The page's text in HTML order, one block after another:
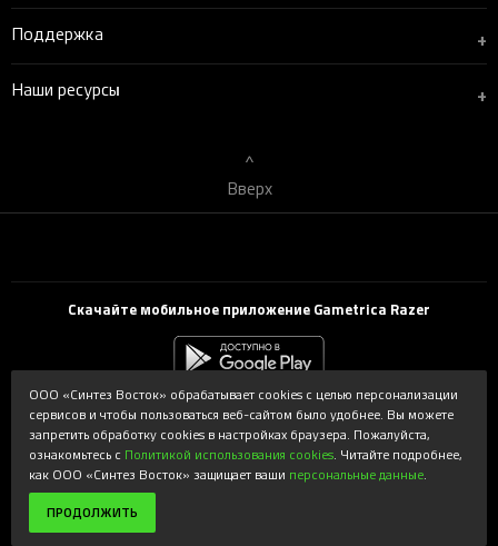
Поддержка +
Наши ресурсы +
Вверх
Скачайте мобильное приложение Gametrica Razer
Powered by Syntes. Интернет-магазин gametrica.ru поддерживается и
обслуживается ООО «Синтез Восток». Copyright © 2026 ООО «Синтез
Восток». Все права защищены.
Используемые торговые марки принадлежат соответствующим
владельцам и используются с разрешения владельцев.
По всем вопросам обращайтесь в чат.
ООО «Синтез Восток» обрабатывает cookies с целью персонализации
сервисов и чтобы пользоваться веб-сайтом было удобнее. Вы можете
запретить обработку cookies в настройках браузера. Пожалуйста,
ознакомьтесь с Политикой использования cookies . Читайте подробнее,
как ООО «Синтез Восток» защищает ваши персональные данные
ПРОДОЛЖИТЬ